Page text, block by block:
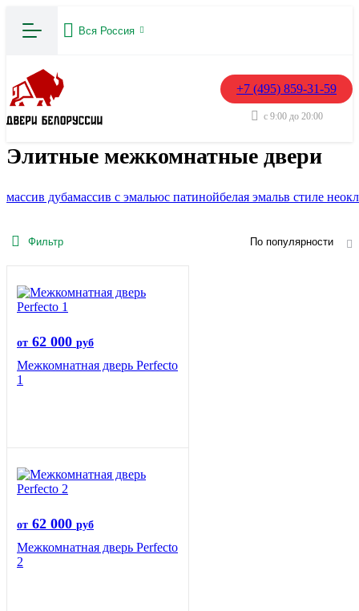
Вся Россия
+7 (495) 859-31-59
с 9:00 до 20:00
Элитные межкомнатные двери
массив дубамассив с эмальюс патинойбелая эмальв стиле
Фильтр По популярности
от 62 000 руб
Межкомнатная дверь Perfecto
1
от 62 000 руб
Межкомнатная дверь Perfecto
2